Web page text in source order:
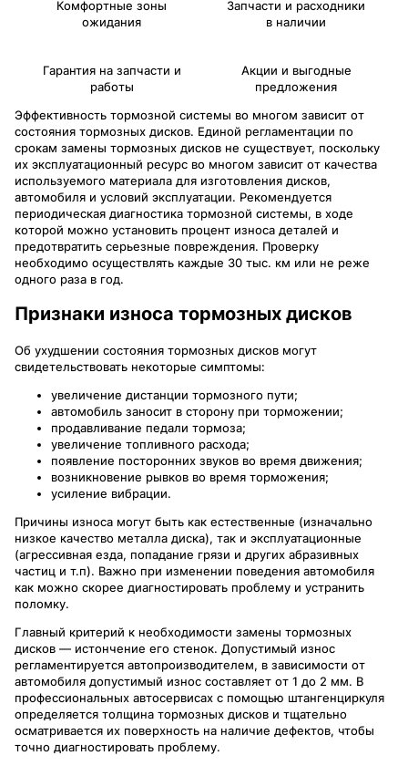
Комфортные зоны
ожидания
Запчасти и расходники
в наличии
Гарантия на запчасти и
работы
Акции и выгодные
предложения
Эффективность тормозной системы во многом зависит от
состояния тормозных дисков. Единой регламентации по
срокам замены тормозных дисков не существует, поскольку
их эксплуатационный ресурс во многом зависит от качества
используемого материала для изготовления дисков,
автомобиля и условий эксплуатации. Рекомендуется
периодическая диагностика тормозной системы, в ходе
которой можно установить процент износа деталей и
предотвратить серьезные повреждения. Проверку
необходимо осуществлять каждые 30 тыс. км или не реже
одного раза в год.
Признаки износа тормозных дисков
Об ухудшении состояния тормозных дисков могут
свидетельствовать некоторые симптомы:
увеличение дистанции тормозного пути;
автомобиль заносит в сторону при торможении;
продавливание педали тормоза;
увеличение топливного расхода;
появление посторонних звуков во время движения;
возникновение рывков во время торможения;
усиление вибрации.
Причины износа могут быть как естественные (изначально
низкое качество металла диска), так и эксплуатационные
(агрессивная езда, попадание грязи и других абразивных
частиц и т.п). Важно при изменении поведения автомобиля
как можно скорее диагностировать проблему и устранить
поломку.
Главный критерий к необходимости замены тормозных
дисков — истончение его стенок. Допустимый износ
регламентируется автопроизводителем, в зависимости от
автомобиля допустимый износ составляет от 1 до 2 мм. В
профессиональных автосервисах с помощью штангенциркуля
определяется толщина тормозных дисков и тщательно
осматривается их поверхность на наличие дефектов, чтобы
точно диагностировать проблему.